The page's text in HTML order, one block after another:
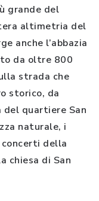
grande del
altimetria del
anche l’abbazia
da oltre 800
strada che
storico, da
quartiere San
naturale, i
della
chiesa di San